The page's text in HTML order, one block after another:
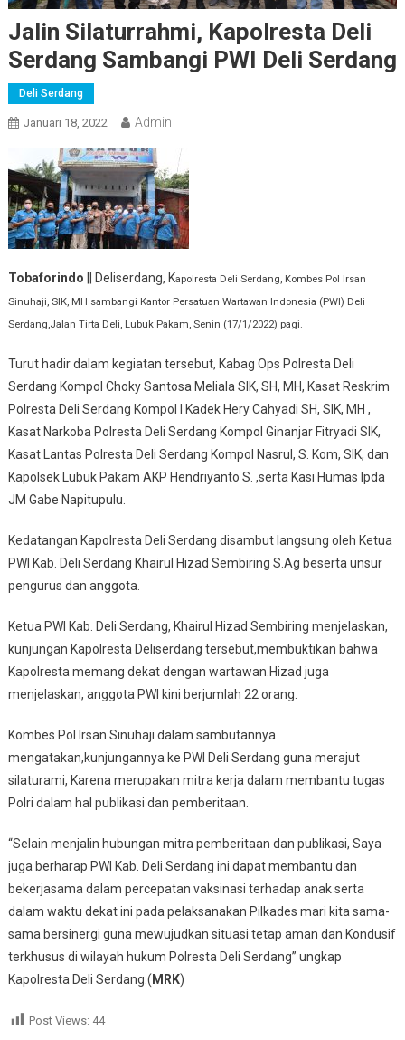
Jalin Silaturrahmi, Kapolresta Deli
Serdang Sambangi PWI Deli Serdang
Deli Serdang
Januari 18, 2022 Admin
Tobaforindo || Deliserdang, Kapolresta Deli Serdang, Kombes Pol Irsan
Sinuhaji, SIK, MH sambangi Kantor Persatuan Wartawan Indonesia (PWI) Deli
Serdang,Jalan Tirta Deli, Lubuk Pakam, Senin (17/1/2022) pagi.
Turut hadir dalam kegiatan tersebut, Kabag Ops Polresta Deli
Serdang Kompol Choky Santosa Meliala SIK, SH, MH, Kasat Reskrim
Polresta Deli Serdang Kompol I Kadek Hery Cahyadi SH, SIK, MH ,
Kasat Narkoba Polresta Deli Serdang Kompol Ginanjar Fitryadi SIK,
Kasat Lantas Polresta Deli Serdang Kompol Nasrul, S. Kom, SIK, dan
Kapolsek Lubuk Pakam AKP Hendriyanto S. ,serta Kasi Humas Ipda
JM Gabe Napitupulu.
Kedatangan Kapolresta Deli Serdang disambut langsung oleh Ketua
PWI Kab. Deli Serdang Khairul Hizad Sembiring S.Ag beserta unsur
pengurus dan anggota.
Ketua PWI Kab. Deli Serdang, Khairul Hizad Sembiring menjelaskan,
kunjungan Kapolresta Deliserdang tersebut,membuktikan bahwa
Kapolresta memang dekat dengan wartawan.Hizad juga
menjelaskan, anggota PWI kini berjumlah 22 orang.
Kombes Pol Irsan Sinuhaji dalam sambutannya
mengatakan,kunjungannya ke PWI Deli Serdang guna merajut
silaturami, Karena merupakan mitra kerja dalam membantu tugas
Polri dalam hal publikasi dan pemberitaan.
“Selain menjalin hubungan mitra pemberitaan dan publikasi, Saya
juga berharap PWI Kab. Deli Serdang ini dapat membantu dan
bekerjasama dalam percepatan vaksinasi terhadap anak serta
dalam waktu dekat ini pada pelaksanakan Pilkades mari kita sama-
sama bersinergi guna mewujudkan situasi tetap aman dan Kondusif
terkhusus di wilayah hukum Polresta Deli Serdang” ungkap
Kapolresta Deli Serdang.( MRK)
Post Views: 44